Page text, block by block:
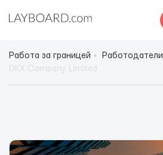
Работа за границей
Работодатели